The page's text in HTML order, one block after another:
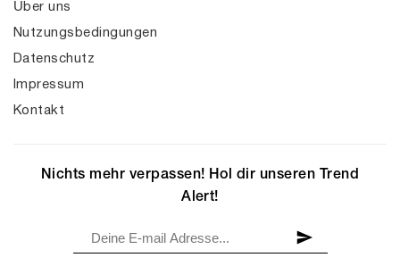
Über uns
Nutzungsbedingungen
Datenschutz
Impressum
Kontakt
Nichts mehr verpassen! Hol dir unseren Trend
Alert!